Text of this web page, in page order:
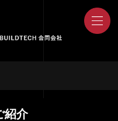
紹介